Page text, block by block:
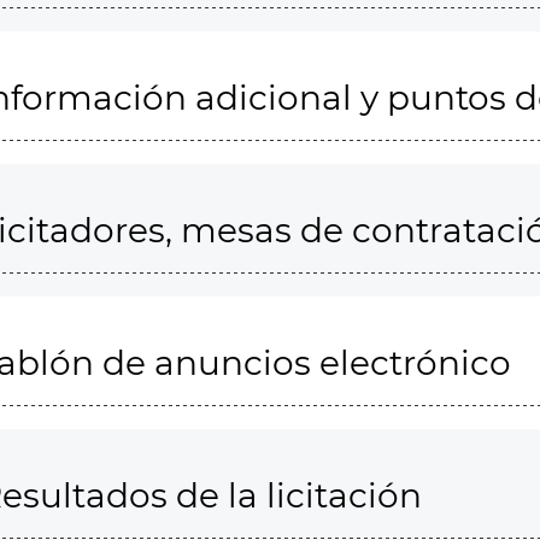
adicional y puntos
mesas de
de anuncios electrónico
de la licitación